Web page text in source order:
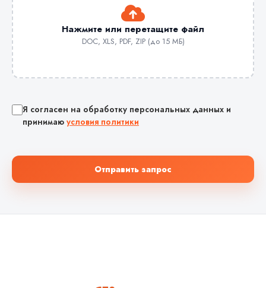
Нажмите или перетащите файл
DOC, XLS, PDF, ZIP (до 15 МБ)
Я согласен на обработку персональных данных и
принимаю условия политики
Отправить запрос